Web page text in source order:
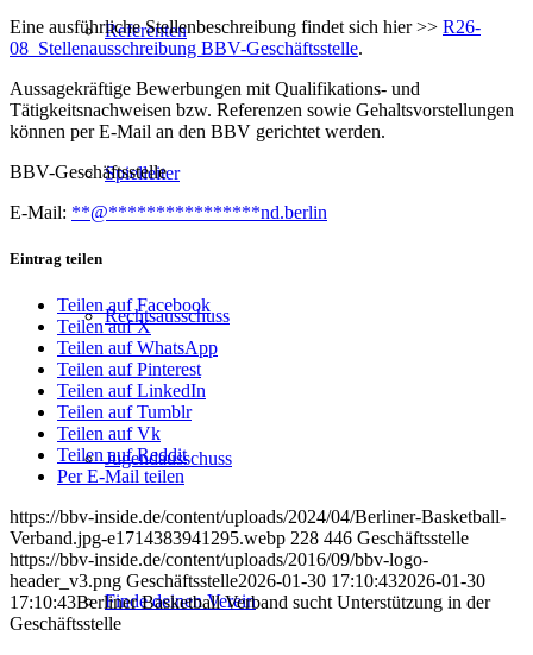
Referenten
Spielleiter
Rechtsausschuss
Jugendausschuss
Finde deinen Verein
Eine ausführliche Stellenbeschreibung findet sich hier >> R26-
08_Stellenausschreibung BBV-Geschäftsstelle.
Aussagekräftige Bewerbungen mit Qualifikations- und
Tätigkeitsnachweisen bzw. Referenzen sowie Gehaltsvorstellungen
können per E-Mail an den BBV gerichtet werden.
BBV-Geschäftsstelle
E-Mail: **@****************nd.berlin
Eintrag teilen
Teilen auf Facebook
Teilen auf X
Teilen auf WhatsApp
Teilen auf Pinterest
Teilen auf LinkedIn
Teilen auf Tumblr
Teilen auf Vk
Teilen auf Reddit
Per E-Mail teilen
https://bbv-inside.de/content/uploads/2024/04/Berliner-Basketball-
Verband.jpg-e1714383941295.webp 228 446 Geschäftsstelle
https://bbv-inside.de/content/uploads/2016/09/bbv-logo-
header_v3.png Geschäftsstelle2026-01-30 17:10:432026-01-30
17:10:43Berliner Basketball Verband sucht Unterstützung in der
Geschäftsstelle